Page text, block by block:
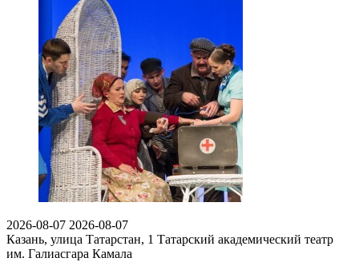
2026-08-07 2026-08-07
Казань, улица Татарстан, 1 Татарский академический театр
им. Галиасгара Камала